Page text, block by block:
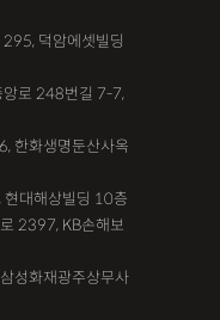
295, 덕암에셋빌딩
앙로 248번길 7-7,
한화생명둔산사옥
현대해상빌딩 10층
2397, KB손해보
성화재광주상무사